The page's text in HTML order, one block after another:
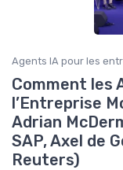
Agents IA pour les
Comment les
l’Entreprise
Adrian
SAP, Axel de
Reuters)